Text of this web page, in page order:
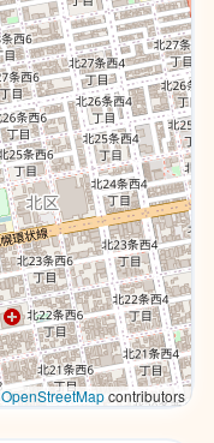
OpenStreetMapcontributors